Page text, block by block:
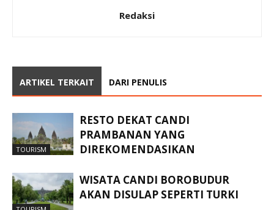
Redaksi
ARTIKEL TERKAIT DARI PENULIS
TOURISM
RESTO DEKAT CANDI
PRAMBANAN YANG
DIREKOMENDASIKAN
WISATA CANDI BOROBUDUR
AKAN DISULAP SEPERTI TURKI